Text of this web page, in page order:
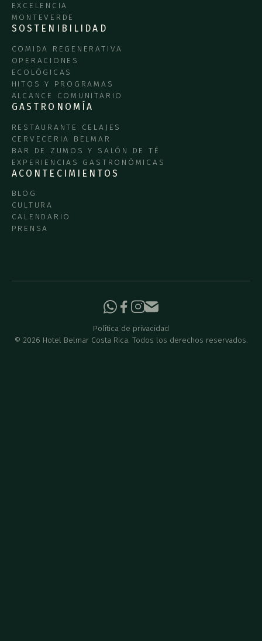
EXCELENCIA
MONTEVERDE
SOSTENIBILIDAD
COMIDA REGENERATIVA
OPERACIONES
ECOLÓGICAS
HITOS Y PROGRAMAS
ALCANCE COMUNITARIO
GASTRONOMÍA
RESTAURANTE CELAJES
CERVECERIA BELMAR
BAR DE ZUMOS Y SALÓN DE TÉ
EXPERIENCIAS GASTRONÓMICAS
ACONTECIMIENTOS
BLOG
CULTURA
CALENDARIO
PRENSA
© 2026 Hotel Belmar Costa Rica. Todos los derechos reservados.
Política de privacidad